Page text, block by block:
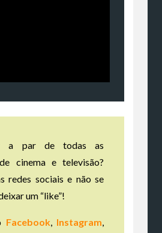
a par de todas as
cinema e televisão?
redes sociais e não se
um “like”!
Facebook, Instagram